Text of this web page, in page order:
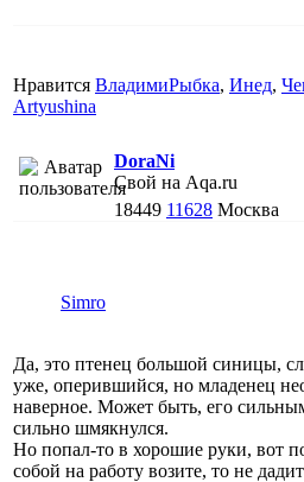
Нравится ВладимиРыбка, Инед,
Artyushina
DoraNi
Свой на Aqa.ru
18449 11628 Москва
Simro
Да, это птенец большой синицы,
уже, оперившийся, но младенец
наверное. Может быть, его
сильно шмякнулся.
Но попал-то в хорошие руки, вот
собой на работу возите, то не